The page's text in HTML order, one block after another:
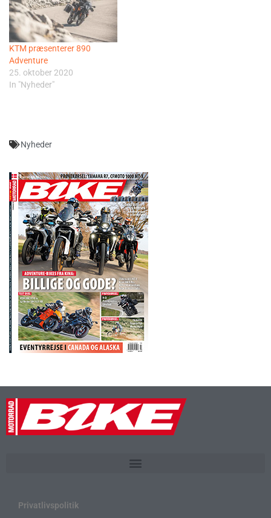
KTM præsenterer 890
Adventure
25. oktober 2020
In "Nyheder"
Nyheder
Privatlivspolitik